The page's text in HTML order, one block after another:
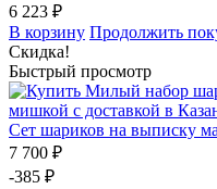
6 223 ₽
В корзину Продолжить
Скидка!
Быстрый просмотр
Сет шариков на выписку
7 700 ₽
-385 ₽